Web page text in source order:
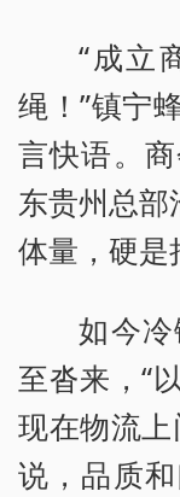
“成立
绳！”镇宁
言快语。
东贵州总
体量，硬是
如今
至沓来，“
现在物流
说，品质